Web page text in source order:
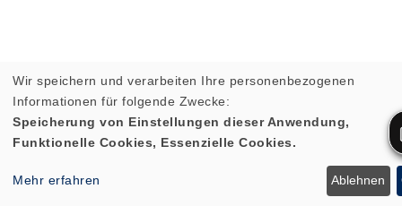
Wir speichern und verarbeiten Ihre personenbezogenen
Informationen für folgende Zwecke:
Speicherung von Einstellungen dieser Anwendung,
Funktionelle Cookies, Essenzielle Cookies.
Mehr erfahren Ablehnen